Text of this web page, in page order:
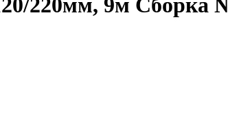
220мм, 9м Сборка